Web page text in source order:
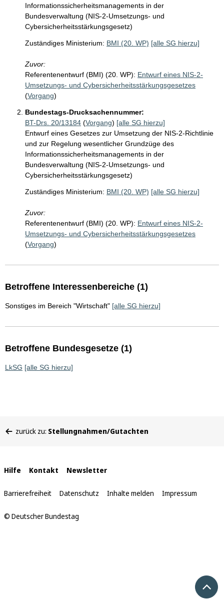
Informationssicherheitsmanagements in der
Bundesverwaltung (NIS-2-Umsetzungs- und
Cybersicherheitsstärkungsgesetz)
Zuständiges Ministerium: BMI (20. WP) [alle SG hierzu]
Zuvor:
Referentenentwurf (BMI) (20. WP): Entwurf eines NIS-2-
Umsetzungs- und Cybersicherheitsstärkungsgesetzes
(Vorgang)
Bundestags-Drucksachennummer:
BT-Drs. 20/13184 (Vorgang) [alle SG hierzu]
Entwurf eines Gesetzes zur Umsetzung der NIS-2-Richtlinie
und zur Regelung wesentlicher Grundzüge des
Informationssicherheitsmanagements in der
Bundesverwaltung (NIS-2-Umsetzungs- und
Cybersicherheitsstärkungsgesetz)
Zuständiges Ministerium: BMI (20. WP) [alle SG hierzu]
Zuvor:
Referentenentwurf (BMI) (20. WP): Entwurf eines NIS-2-
Umsetzungs- und Cybersicherheitsstärkungsgesetzes
(Vorgang)
Betroffene Interessenbereiche (1)
Sonstiges im Bereich "Wirtschaft" [alle SG hierzu]
Betroffene Bundesgesetze (1)
LkSG [alle SG hierzu]
befinden
zurück zu: Stellungnahmen/Gutachten
Interne
Links
Hilfe Kontakt Newsletter
Barrierefreiheit Datenschutz Inhalte melden Impressum
© Deutscher Bundestag